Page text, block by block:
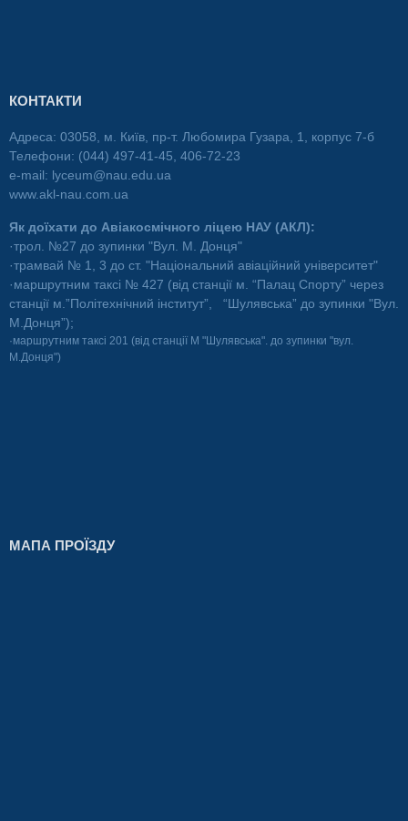
КОНТАКТИ
Адреса: 03058, м. Київ, пр-т. Любомира Гузара, 1, корпус 7-б
Телефони: (044) 497-41-45, 406-72-23
e-mail: lyceum@nau.edu.ua
www.akl-nau.com.ua
Як доїхати до Авіакосмічного ліцею НАУ (АКЛ):
·трол. №27 до зупинки "Вул. М. Донця"
·трамвай № 1, 3 до ст. "Національний авіаційний університет"
·маршрутним таксі № 427 (від станції м. “Палац Спорту” через
станції м.”Політехнічний інститут”, “Шулявська” до зупинки "Вул.
М.Донця”);
·маршрутним таксі 201 (від станції М "Шулявська". до зупинки "вул.
М.Донця")
МАПА ПРОЇЗДУ